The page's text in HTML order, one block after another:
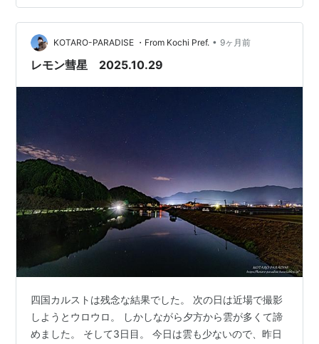
イミング良く流れ星☆彡。 案外いけるかもしれません。
真上のはずでしたが、既に西側に傾いています。 1台目を
セットしてインターバルで撮影開始。 FUJIFILM X-T30II
+ SAMYANG 12mm F2 オリオン座…
KOTARO-PARADISE ・From Kochi Pref. • 9ヶ月前
レモン彗星 2025.10.29
四国カルストは残念な結果でした。 次の日は近場で撮影
しようとウロウロ。 しかしながら夕方から雲が多くて諦
めました。 そして3日目。 今日は雲も少ないので、昨日